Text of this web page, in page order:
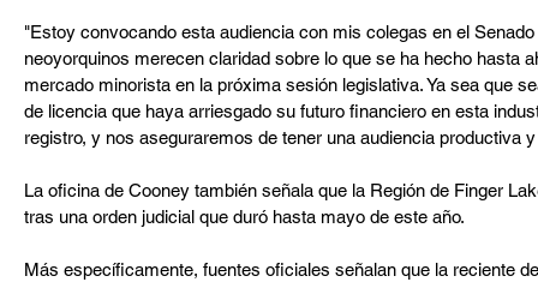
"Estoy convocando esta audiencia con mis colegas en el
neoyorquinos merecen claridad sobre lo que se ha hecho hasta
mercado minorista en la próxima sesión legislativa. Ya sea que
de licencia que haya arriesgado su futuro financiero en esta
registro, y nos aseguraremos de tener una audiencia productiva
La oficina de Cooney también señala que la Región de Finger
tras una orden judicial que duró hasta mayo de este año.
Más específicamente, fuentes oficiales señalan que la reciente